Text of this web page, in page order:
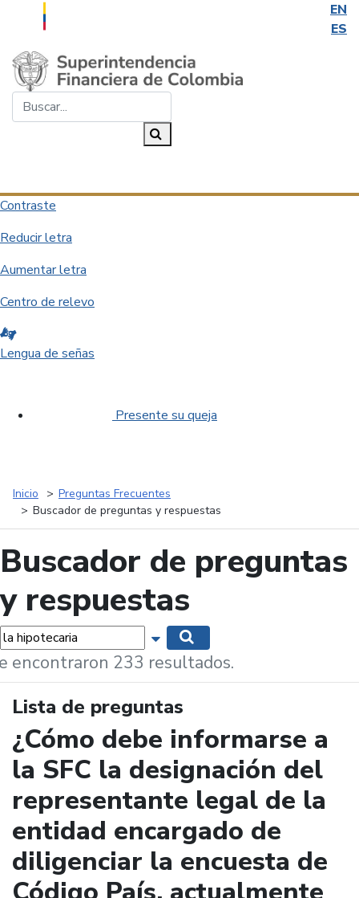
EN
ES
Saltar al contenido principal
Contraste
Reducir letra
Aumentar letra
Centro de relevo
Lengua de señas
Presente su queja
Inicio
Preguntas Frecuentes
Buscador de preguntas y respuestas
Buscador de preguntas
y respuestas
Mostrar opciones de búsqueda
encontraron 233 resultados.
Lista de preguntas
¿Cómo debe informarse a
la SFC la designación del
representante legal de la
entidad encargado de
diligenciar la encuesta de